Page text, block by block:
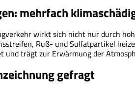
mehrfach
wirkt sich nicht nur durch
Ruß- und Sulfatpartikel
und trägt zur Erwärmung der
gefragt